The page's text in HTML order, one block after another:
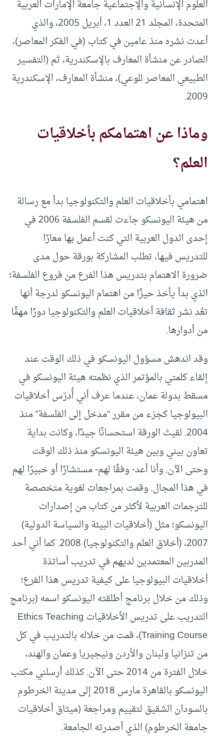
العلوم الإنسانية والإجتماعية جامعة الإمارات العربية
المتحدة، المجلد 21 العدد 1، أبريل 2005، والذي
أعدت نشره منذ عامين في كتاب (في الفكر المعاصر)،
الصادر عن منشأة المعارف بالإسكندرية، ثم (التفسير
الطبيعي المعاصر للوعي)، منشأة المعارف، الإسكندرية
2009.
وماذا عن اهتمامكم بأخلاقيات
العلم؟
اهتمامي بأخلاقيات العلم والتكنولوجيا بدأ مع رسالة
من هيئة اليونسكو جاءت لقسم الفلسفة 2006 في
إحدى الدول العربية التي كنت أعمل بها معارًا
للتدريس فيها، تطلب المشاركة بورقة حول مدى
ضرورة الاهتمام بتدريس هذا الفرع من فروع الفلسفة؛
الذي بدأ يأخذ حيزًا من اهتمام اليونسكو لدرجة أنها
تعُد نشر ثقافة أخلاقيات العلم والتكنولوجيا دورًا مهمًّا
من أدوارها.
وقد اندهش مسؤول اليونسكو في ذلك الوقت عند
إلقاء كلمتي بالمؤتمر الذي نظمته هيئة اليونسكو في
مسقط بدولة عمان، عندما عرف أني أُدرّس أخلاقيات
البيولوجيا كجزء من مقرر “مدخل إلى الفلسفة” منذ
2004. لقيتْ الورقة استحسانًا جيدًا، وكانت بداية
تعاون بيني وبين هيئة اليونسكو منذ ذلك الوقت
وحتى الآن. وأنا أعد- وفقًا لهم- مستشارًا أو خبيرًا لهم
في هذا المجال. وقمت بمراجعات لغوية متخصصة
للترجمات العربية لأكثر من كتاب من إصدارات
اليونسكو؛ مثل (أخلاقيات البيئة والسياسة الدولية)
2007، (أخلاق العلم والتكنولوجيا) 2008. كما أني أحد
المدربين المعتمدين لديهم في تدريب أساتذة
أخلاقيات البيولوجيا على كيفية تدريس هذا الفرع؛
وذلك من خلال برنامج أطلقته اليونسكو اسمه (برنامج
التدريب على تدريس الأخلاقيات Ethics Teaching
Training Course)، قمت من خلاله بالتدريب في كل
من تنزانيا ولبنان والأردن ونيجيريا وعمان والهند،
خلال الفترة من 2014 حتى الآن. كذلك أرسلني مكتب
اليونسكو بالقاهرة مارس 2018 إلى مدينة الخرطوم
بالسودان الشقيق لتقييم ومراجعة (ميثاق أخلاقيات
جامعة الخرطوم) الذي أصدرته الجامعة.